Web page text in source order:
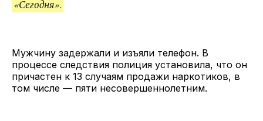
«Сегодня».
Мужчину задержали и изъяли телефон. В
процессе следствия полиция установила, что он
причастен к 13 случаям продажи наркотиков, в
том числе — пяти несовершеннолетним.